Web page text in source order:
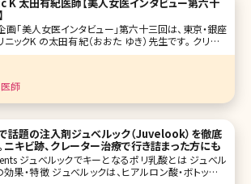
K 太田有紀医師【美人女医インタビュー第六十
画「美人女医インタビュー」第六十三回は、東京・銀座
ックK の太田有紀（おおた ゆき）先生です。 クリニッ
金児盛院長のもと、最新の韓流治療を取り入れ、お顔
ック」を掲げ、待合室は既存の美容クリニックとは一線
医師
話題の注入剤ジュべルック（Juvelook）を徹底
ニキビ跡、クレーター治療で行き詰まった方にも
リ乳酸とは ジュべル
効果・特徴 ジュべルックは、ヒアルロン酸・ボトックス